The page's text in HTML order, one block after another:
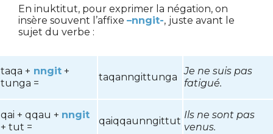
En inuktitut, pour exprimer la négation, on
insère souvent l’affixe –nngit-, juste avant le
sujet du verbe :
taqa + nngit +
tunga =
taqanngittunga
Je ne suis pas
fatigué.
qai + qqau + nngit
+ tut =
qaiqqaunngittut
Ils ne sont pas
venus.